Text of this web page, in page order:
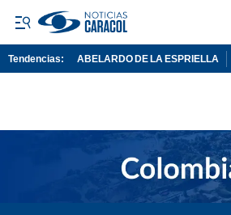
Tendencias: ABELARDO DE LA ESPRIELLA